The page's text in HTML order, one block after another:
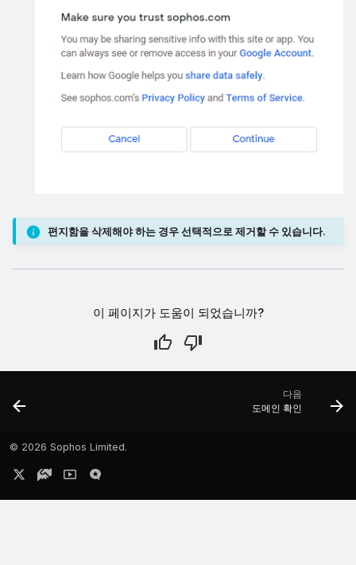
편지함을 삭제해야 하는 경우 선택적으로 제거할 수 있습니다.
이 페이지가 도움이 되었습니까?
다음
도메인 확인
© 2026 Sophos Limited.